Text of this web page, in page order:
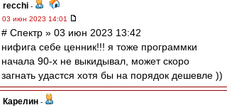
recchi -
03 июн 2023 14:01
# Спектр » 03 июн 2023 13:42
нифига себе ценник!!! я тоже программки
начала 90-х не выкидывал, может скоро
загнать удастся хотя бы на порядок дешевле ))
Карелин -